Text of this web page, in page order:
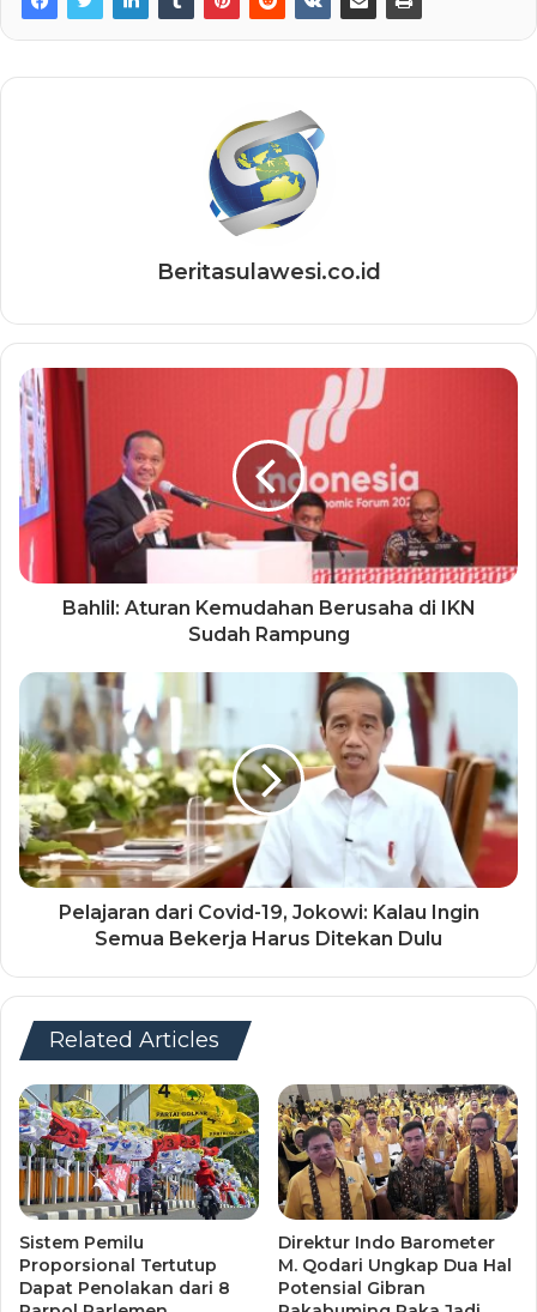
Beritasulawesi.co.id
Bahlil: Aturan Kemudahan Berusaha di IKN
Sudah Rampung
Pelajaran dari Covid-19, Jokowi: Kalau Ingin
Semua Bekerja Harus Ditekan Dulu
Related Articles
Sistem Pemilu
Proporsional Tertutup
Dapat Penolakan dari 8
Direktur Indo Barometer
M. Qodari Ungkap Dua Hal
Potensial Gibran